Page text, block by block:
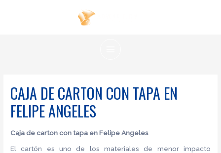
CAJA DE CARTON CON TAPA EN
FELIPE ANGELES
Caja de carton con tapa en Felipe Angeles
El cartón es uno de los materiales de menor impacto